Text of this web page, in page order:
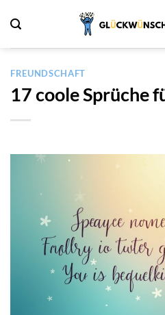
Inhalt
springen
FREUNDSCHAFT
17 coole Sprüche